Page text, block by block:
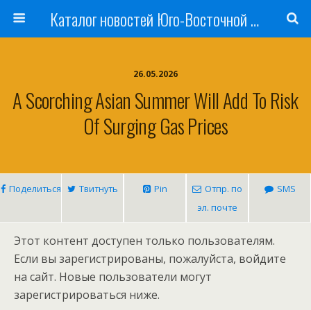
Каталог новостей Юго-Восточной Азии, Австралии и Океании
26.05.2026
A Scorching Asian Summer Will Add To Risk
Of Surging Gas Prices
Поделиться Твитнуть Pin
Отпр. по
эл. почте
SMS
Этот контент доступен только пользователям.
Если вы зарегистрированы, пожалуйста, войдите
на сайт. Новые пользователи могут
зарегистрироваться ниже.